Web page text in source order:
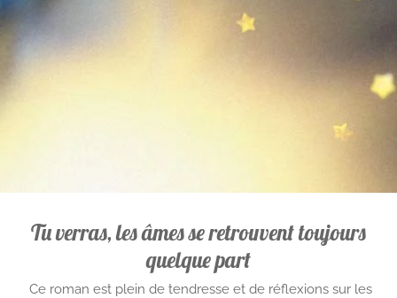
Tu verras, les âmes se retrouvent toujours
quelque part
Ce roman est plein de tendresse et de réflexions sur les